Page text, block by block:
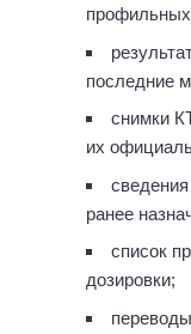
последние
снимки
их
ранее
список
дозировки;